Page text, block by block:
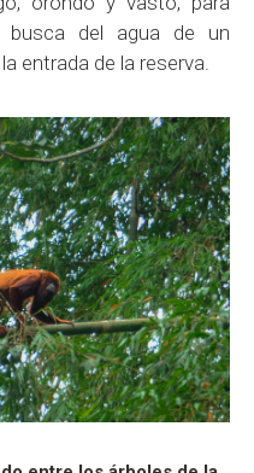
busca del agua de un
entrada de la reserva.